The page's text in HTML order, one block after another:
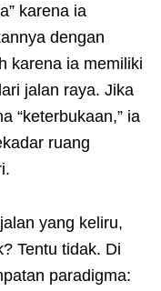
karena ia
dengan
karena ia memiliki
jalan raya. Jika
“keterbukaan,” ia
ruang
yang keliru,
Tentu tidak. Di
paradigma: